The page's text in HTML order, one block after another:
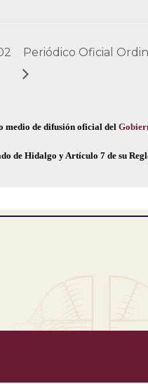
Periódico Oficial
medio de difusión oficial del
de Hidalgo y Artículo 7 de su